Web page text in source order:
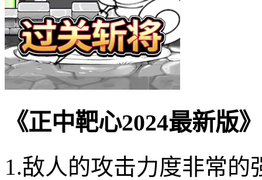
《正中靶心2024最新版
1.敌人的攻击力度非常